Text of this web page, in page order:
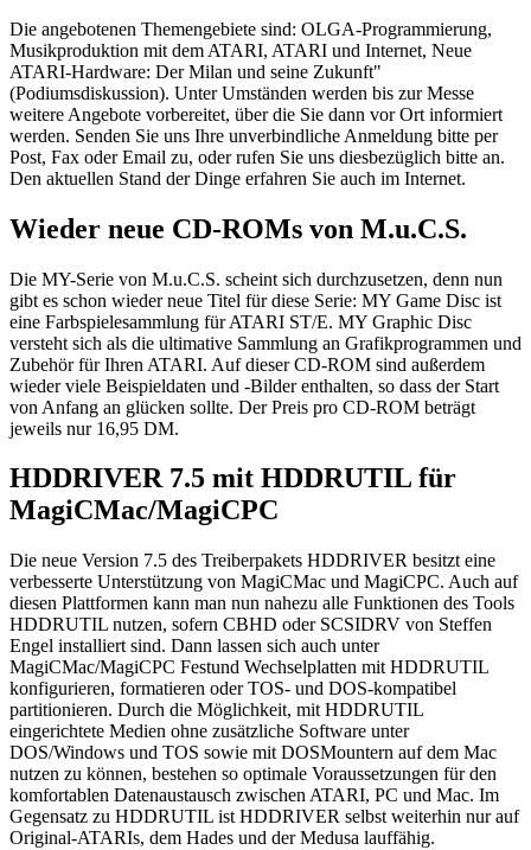
Die angebotenen Themengebiete sind: OLGA-Programmierung,
Musikproduktion mit dem ATARI, ATARI und Internet, Neue
ATARI-Hardware: Der Milan und seine Zukunft"
(Podiumsdiskussion). Unter Umständen werden bis zur Messe
weitere Angebote vorbereitet, über die Sie dann vor Ort informiert
werden. Senden Sie uns Ihre unverbindliche Anmeldung bitte per
Post, Fax oder Email zu, oder rufen Sie uns diesbezüglich bitte an.
Den aktuellen Stand der Dinge erfahren Sie auch im Internet.
Wieder neue CD-ROMs von M.u.C.S.
Die MY-Serie von M.u.C.S. scheint sich durchzusetzen, denn nun
gibt es schon wieder neue Titel für diese Serie: MY Game Disc ist
eine Farbspielesammlung für ATARI ST/E. MY Graphic Disc
versteht sich als die ultimative Sammlung an Grafikprogrammen und
Zubehör für Ihren ATARI. Auf dieser CD-ROM sind außerdem
wieder viele Beispieldaten und -Bilder enthalten, so dass der Start
von Anfang an glücken sollte. Der Preis pro CD-ROM beträgt
jeweils nur 16,95 DM.
HDDRIVER 7.5 mit HDDRUTIL für
MagiCMac/MagiCPC
Die neue Version 7.5 des Treiberpakets HDDRIVER besitzt eine
verbesserte Unterstützung von MagiCMac und MagiCPC. Auch auf
diesen Plattformen kann man nun nahezu alle Funktionen des Tools
HDDRUTIL nutzen, sofern CBHD oder SCSIDRV von Steffen
Engel installiert sind. Dann lassen sich auch unter
MagiCMac/MagiCPC Festund Wechselplatten mit HDDRUTIL
konfigurieren, formatieren oder TOS- und DOS-kompatibel
partitionieren. Durch die Möglichkeit, mit HDDRUTIL
eingerichtete Medien ohne zusätzliche Software unter
DOS/Windows und TOS sowie mit DOSMountern auf dem Mac
nutzen zu können, bestehen so optimale Voraussetzungen für den
komfortablen Datenaustausch zwischen ATARI, PC und Mac. Im
Gegensatz zu HDDRUTIL ist HDDRIVER selbst weiterhin nur auf
Original-ATARIs, dem Hades und der Medusa lauffähig.